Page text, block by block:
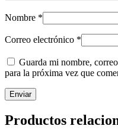
Nombre *
Correo electrónico *
Guarda mi nombre,
para la próxima vez que
Productos